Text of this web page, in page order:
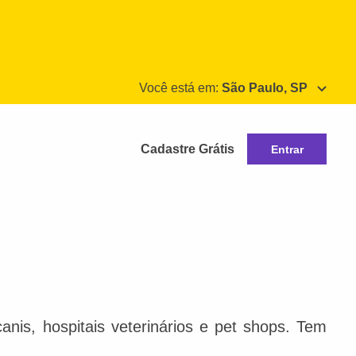
Você está em: São Paulo, SP
Cadastre Grátis Entrar
hospitais veterinários e pet shops. Tem